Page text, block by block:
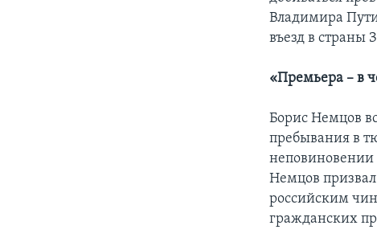
Владимира
въезд в страны
«Премьера – в
Борис Немцов
пребывания в
неповиновении
Немцов
российским
гражданских